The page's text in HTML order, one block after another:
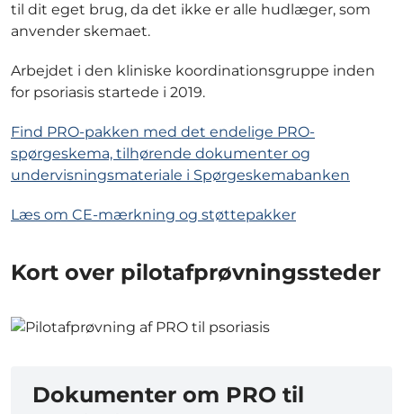
til dit eget brug, da det ikke er alle hudlæger, som
anvender skemaet.
Arbejdet i den kliniske koordinationsgruppe inden
for psoriasis startede i 2019.
Find PRO-pakken med det endelige PRO-
spørgeskema, tilhørende dokumenter og
undervisningsmateriale i Spørgeskemabanken
Læs om CE-mærkning og støttepakker
Kort over pilotafprøvningssteder
Dokumenter om PRO til